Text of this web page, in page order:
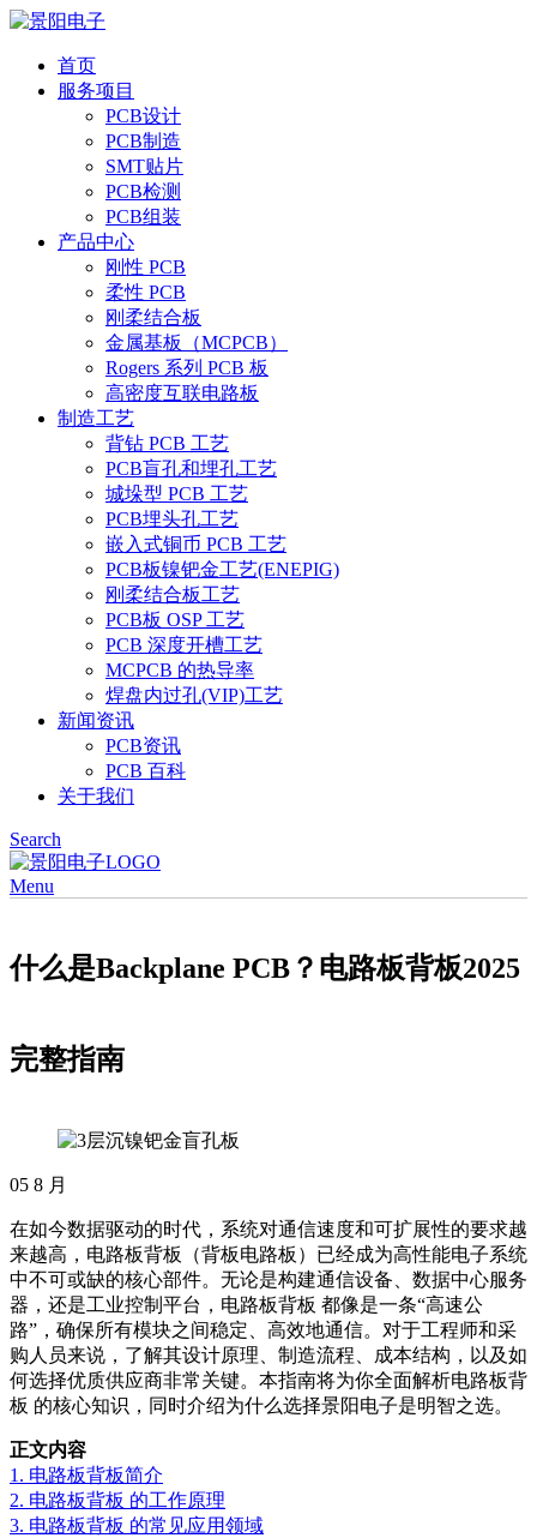
首页
服务项目
PCB设计
PCB制造
SMT贴片
PCB检测
PCB组装
产品中心
刚性 PCB
柔性 PCB
刚柔结合板
金属基板（MCPCB）
Rogers 系列 PCB 板
高密度互联电路板
制造工艺
背钻 PCB 工艺
PCB盲孔和埋孔工艺
城垛型 PCB 工艺
PCB埋头孔工艺
嵌入式铜币 PCB 工艺
PCB板镍钯金工艺(ENEPIG)
刚柔结合板工艺
PCB板 OSP 工艺
PCB 深度开槽工艺
MCPCB 的热导率
焊盘内过孔(VIP)工艺
新闻资讯
PCB资讯
PCB 百科
关于我们
Search
Menu
什么是Backplane PCB？电路板背板2025
完整指南
05 8 月
在如今数据驱动的时代，系统对通信速度和可扩展性的要求越
来越高，电路板背板（背板电路板）已经成为高性能电子系统
中不可或缺的核心部件。无论是构建通信设备、数据中心服务
器，还是工业控制平台，电路板背板 都像是一条“高速公
路”，确保所有模块之间稳定、高效地通信。对于工程师和采
购人员来说，了解其设计原理、制造流程、成本结构，以及如
何选择优质供应商非常关键。本指南将为你全面解析电路板背
板 的核心知识，同时介绍为什么选择景阳电子是明智之选。
正文内容
1. 电路板背板简介
2. 电路板背板 的工作原理
3. 电路板背板 的常见应用领域